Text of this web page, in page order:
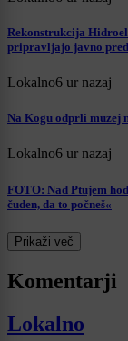
Rekonstrukcija
pripravljajo javno
Lokalno6 ur nazaj
Na Kogu odprli muzej
Lokalno6 ur nazaj
FOTO: Nad Ptujem
čuden, da to počneš«
Prikaži več
Komentarji
Lokalno